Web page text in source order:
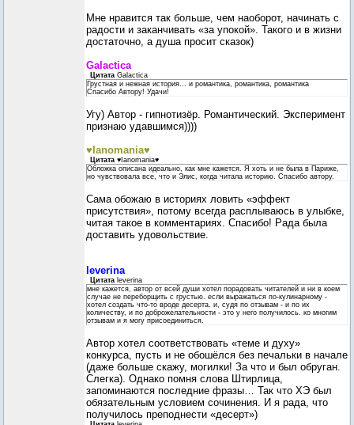
Мне нравится так больше, чем наоборот, начинать с
радости и заканчивать «за упокой». Такого и в жизни
достаточно, а душа просит сказок)
Galactica
Цитата Galactica
Грустная и нежная история... и романтика, романтика, романтика
Спасибо Автору! Удачи!
Угу) Автор - гипнотизёр. Романтический. Эксперимент
признаю удавшимся))))
♥Ianomania♥
Цитата ♥Ianomania♥
Обложка описана идеально, как мне кажется. Я хоть и не была в Париже,
но чувствовала все, что и Элис, когда читала историю. Спасибо автору.
Сама обожаю в историях ловить «эффект
присутствия», потому всегда расплываюсь в улыбке,
читая такое в комментариях. Спасибо! Рада была
доставить удовольствие.
leverina
Цитата leverina
мне кажется, автор от всей души хотел порадовать читателей и ни в коем
случае не переборщить с грустью. если выражаться по-кулинарному -
хотел создать что-то вроде десерта. и, судя по отзывам - и по их
количеству, и по доброжелательности - это у него получилось. ко многим
отзывам и я могу присоединиться.
Автор хотел соответствовать «теме и духу»
конкурса, пусть и не обошёлся без печальки в начале
(даже больше скажу, могилки! За что и был обруган.
Слегка). Однако помня слова Штирлица,
запоминаются последние фразы… Так что ХЭ был
обязательным условием сочинения. И я рада, что
получилось преподнести «десерт»)